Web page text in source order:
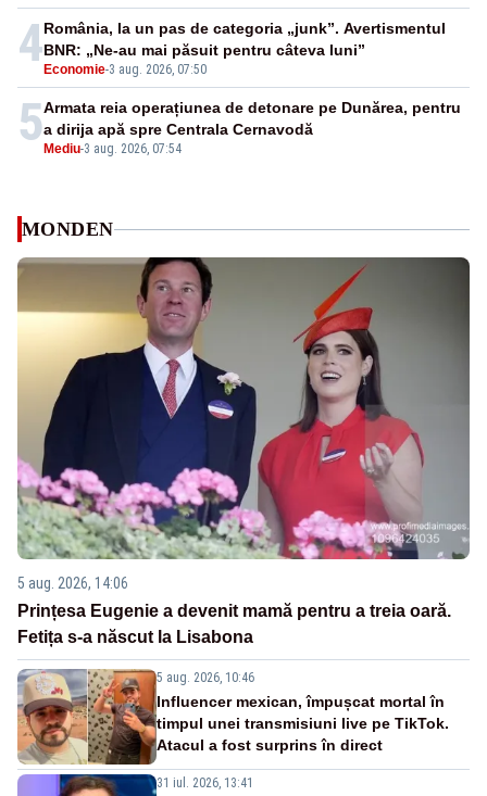
4 Economie-3 aug. 2026, 07:50
România, la un pas de categoria „junk”. Avertismentul
BNR: „Ne-au mai păsuit pentru câteva luni”
5 Mediu-3 aug. 2026, 07:54
Armata reia operațiunea de detonare pe Dunărea, pentru
a dirija apă spre Centrala Cernavodă
MONDEN
5 aug. 2026, 14:06
Prințesa Eugenie a devenit mamă pentru a treia oară.
Fetița s-a născut la Lisabona
5 aug. 2026, 10:46
Influencer mexican, împușcat mortal în
timpul unei transmisiuni live pe TikTok.
Atacul a fost surprins în direct
31 iul. 2026, 13:41